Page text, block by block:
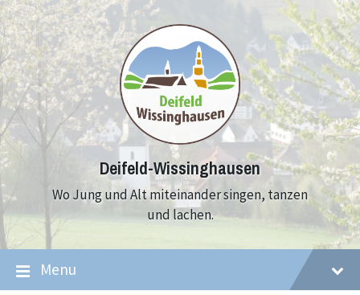
Skip
to
content
Skip
to
main
navigation
Skip
to
footer
Deifeld-Wissinghausen
Wo Jung und Alt miteinander singen, tanzen
und lachen.
Menu